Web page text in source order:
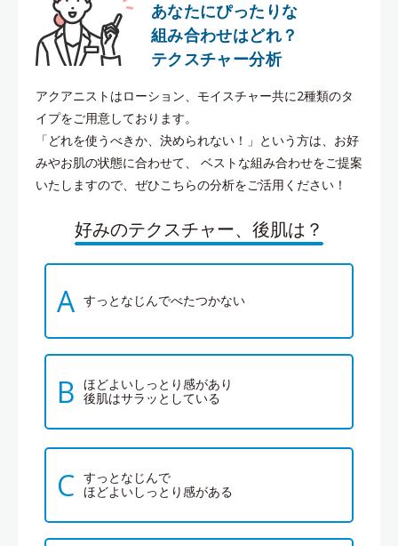
あなたにぴったりな
組み合わせはどれ？
テクスチャー分析
アクアニストはローション、モイスチャー共に2種類のタ
イプをご用意しております。
「どれを使うべきか、決められない！」という方は、お好
みやお肌の状態に合わせて、
ベストな組み合わせをご提案
いたしますので、ぜひこちらの分析をご活用ください！
好みのテクスチャー、後肌は？
A すっとなじんでべたつかない
B ほどよいしっとり感があり
後肌はサラッとしている
C すっとなじんで
ほどよいしっとり感がある